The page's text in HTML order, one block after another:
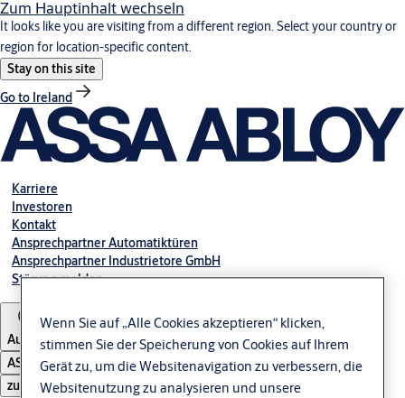
Zum Hauptinhalt wechseln
It looks like you are visiting from a different region. Select your country or
region for location-specific content.
Stay on this site
Go to Ireland
Karriere
Investoren
Kontakt
Ansprechpartner Automatiktüren
Ansprechpartner Industrietore GmbH
Störung melden
Austria
ASSA ABLOY Group
zu öffnen
Wenn Sie auf „Alle Cookies akzeptieren“ klicken,
stimmen Sie der Speicherung von Cookies auf Ihrem
Gerät zu, um die Websitenavigation zu verbessern, die
Websitenutzung zu analysieren und unsere